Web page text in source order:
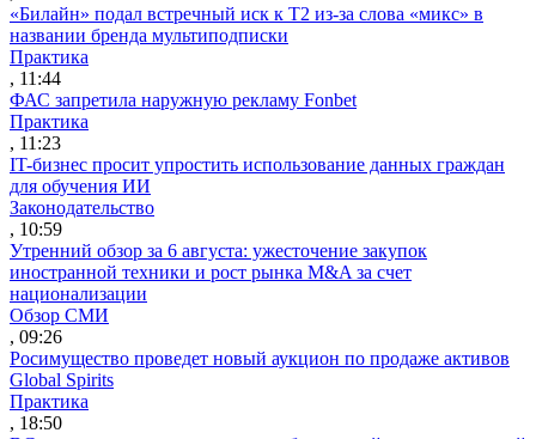
«Билайн» подал встречный иск к Т2 из-за слова «микс» в
названии бренда мультиподписки
Практика
, 11:44
ФАС запретила наружную рекламу Fonbet
Практика
, 11:23
IT-бизнес просит упростить использование данных граждан
для обучения ИИ
Законодательство
, 10:59
Утренний обзор за 6 августа: ужесточение закупок
иностранной техники и рост рынка M&A за счет
национализации
Обзор СМИ
, 09:26
Росимущество проведет новый аукцион по продаже активов
Global Spirits
Практика
, 18:50